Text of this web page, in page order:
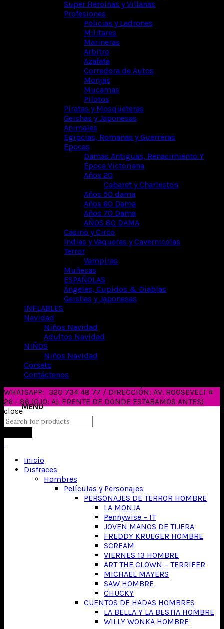
Super Heroinas y Villanas
Profesiones
Policias y Ladrones
Militares
Marineras
Arbitro
Azafata
Corredora de Autos
Monjas
Mucamas
Pilotos
Piratas y Mosqueteras
Geishas y Japonesas
Animales
Egipcias, Romanas y Guerreras
Epocas
Damas Antiguas, Renacimiento Y
Época Victoriana
Años 20
Cabaret y Charleston
Años 50 dama
Años 60 Dama
Años 70 Dama
AÑOS 80 DAMA
Casino y Circo
Indias y Vaqueras y Cavernicolas
Terror
Vampiras
Muñecas
ESPAÑOLAS
Ángeles, Cupidos & Diablas
Geishas y Japonesas
INFLABLES
Navidad
Niños Navidad
Adultos Navidad
NIÑOS
Niños Navidad
Corsets
Contáctenos
WHATSAPP: 320 734 48 77 / DIRECCIÓN: AV. ROOSEVELT #
26 - 86 (OJO: AL FRENTE DE DONDE ESTABAMOS ANTES)
close
Inicio
Disfraces
Hombres
Películas y Personajes
PERSONAJES DE TERROR HOMBRE
LA MONJA
Pennywise – IT
JOVEN MANOS DE TIJERA
FREDDY KRUEGER HOMBRE
SCREAM
VIERNES 13 HOMBRE
ART THE CLOWN – TERRIFER
MICHAEL MAYERS
SAW HOMBRE
CHUCKY
CUENTOS DE HADAS HOMBRES
LA BELLA Y LA BESTIA HOMBRE
WILLY WONKA HOMBRE